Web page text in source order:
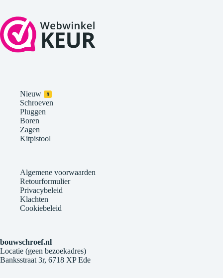
Nieuw 9
Schroeven
Pluggen
Boren
Zagen
Kitpistool
Algemene voorwaarden
Retourformulier
Privacybeleid
Klachten
Cookiebeleid
bouwschroef.nl
Locatie (geen bezoekadres)
Banksstraat 3r, 6718 XP Ede